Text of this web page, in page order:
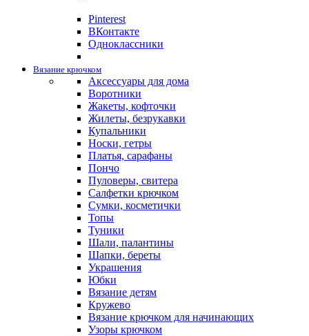
Pinterest
ВКонтакте
Одноклассники
Вязание крючком
Аксессуары для дома
Воротники
Жакеты, кофточки
Жилеты, безрукавки
Купальники
Носки, гетры
Платья, сарафаны
Пончо
Пуловеры, свитера
Салфетки крючком
Сумки, косметички
Топы
Туники
Шали, палантины
Шапки, береты
Украшения
Юбки
Вязание детям
Кружево
Вязание крючком для начинающих
Узоры крючком